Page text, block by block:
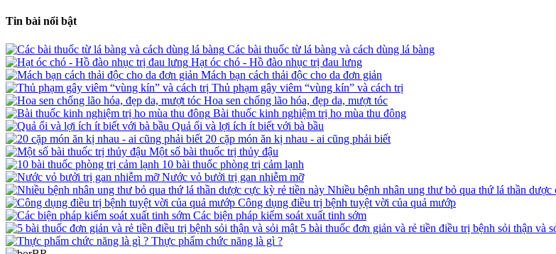
Tin bài nổi bật
Các bài thuốc từ lá bàng và cách dùng lá bàng
Hạt óc chó - Hồ đào nhục trị đau lưng
Mách bạn cách thải độc cho da đơn giản
Thủ phạm gây viêm “vùng kín” và cách trị
Hoa sen chống lão hóa, đẹp da, mượt tóc
Bài thuốc kinh nghiệm trị ho mùa thu đông
Quả ổi và lợi ích ít biết với bà bầu
20 cặp món ăn kị nhau - ai cũng phải biết
Một số bài thuốc trị thủy đậu
10 bài thuốc phòng trị cảm lạnh
Nước vỏ bưởi trị gan nhiễm mỡ
Nhiều bệnh nhân ung thư bỏ qua thứ lá thần
Công dụng điều trị bệnh tuyệt vời của quả mướp
Các biện pháp kiểm soát xuất tinh sớm
5 bài thuốc đơn giản và rẻ tiền điều trị bệnh sỏi thận và
Thực phẩm chức năng là gì ?